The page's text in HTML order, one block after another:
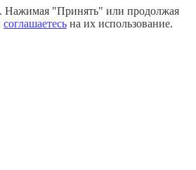
Нажимая "Принять" или продолжая
соглашаетесь на их использование.